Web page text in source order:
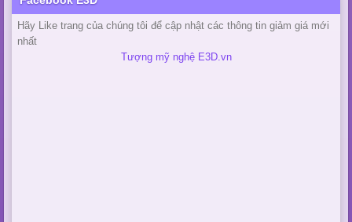
Hãy Like trang của chúng tôi để cập nhật các thông tin giảm giá mới
nhất
Tượng mỹ nghệ E3D.vn